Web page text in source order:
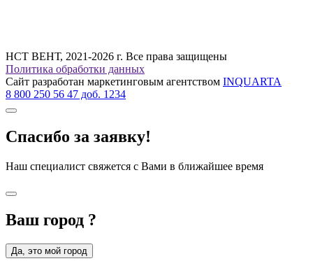
НСТ ВЕНТ, 2021-2026 г. Все права защищены
Политика обработки данных
Сайт разработан маркетинговым агентством INQUARTA
8 800 250 56 47 доб. 1234
Спасибо за заявку!
Наш специалист свяжется с Вами в ближайшее время
Ваш город ?
Да, это мой город